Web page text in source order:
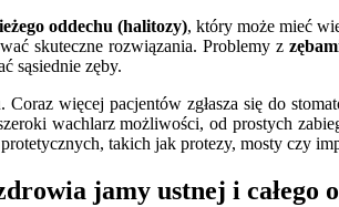
oddechu (halitozy), który może mieć
skuteczne rozwiązania. Problemy z
sąsiednie zęby.
. Coraz więcej pacjentów zgłasza się do
wachlarz możliwości, od prostych
takich jak protezy, mosty czy
jamy ustnej i całego